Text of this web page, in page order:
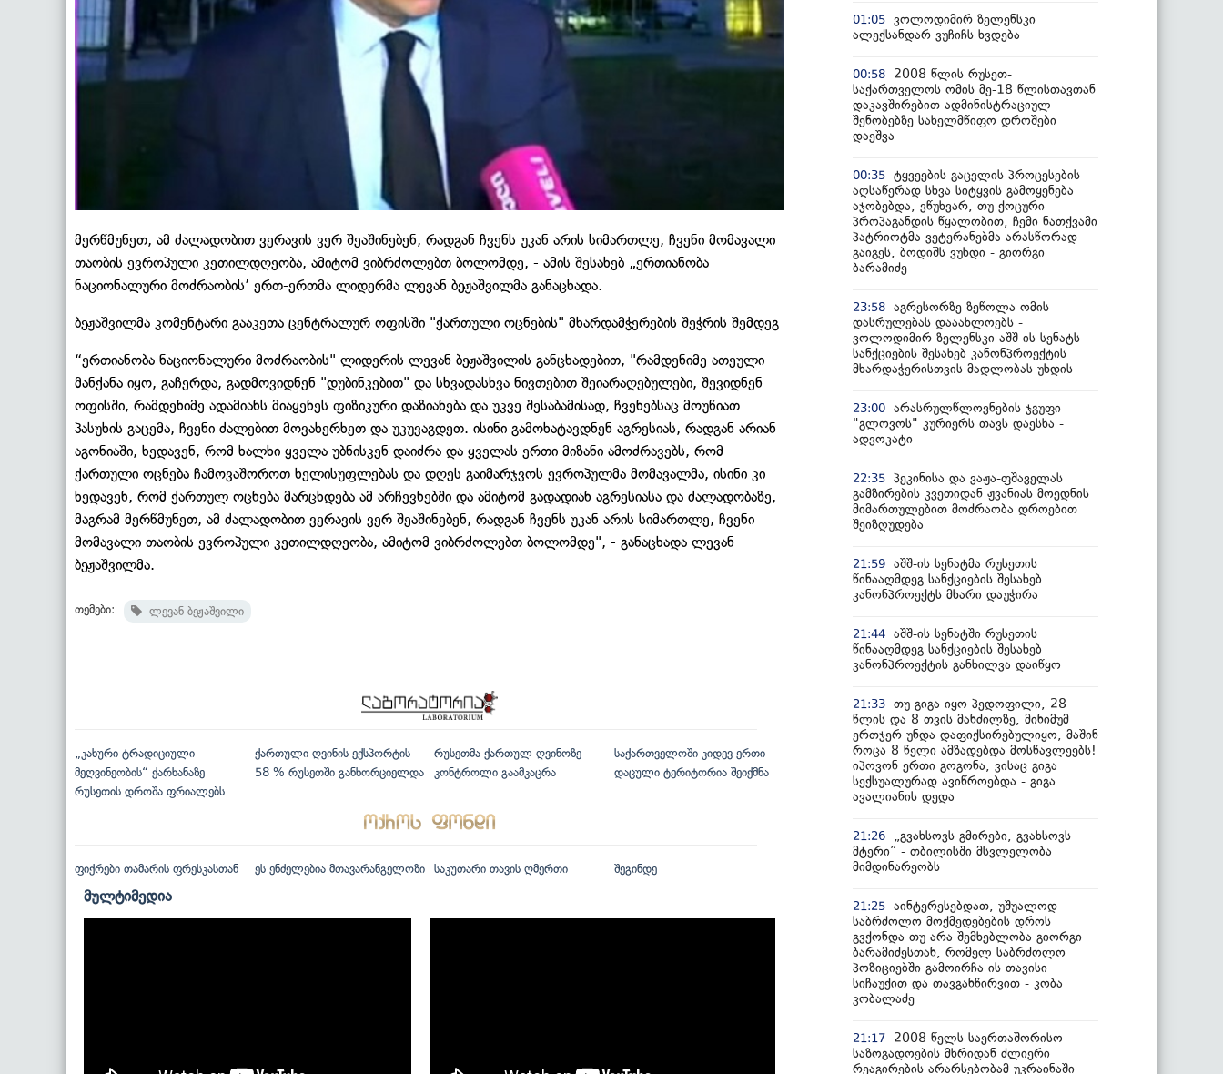
მერწმუნეთ, ამ ძალადობით ვერავის ვერ შეაშინებენ, რადგან ჩვენს უკან არის სიმართლე, ჩვენი მომავალი
თაობის ევროპული კეთილდღეობა, ამიტომ ვიბრძოლებთ ბოლომდე, - ამის შესახებ „ერთიანობა
ნაციონალური მოძრაობის’ ერთ-ერთმა ლიდერმა ლევან ბეჟაშვილმა განაცხადა.
ბეჟაშვილმა კომენტარი გააკეთა ცენტრალურ ოფისში "ქართული ოცნების" მხარდამჭერების შეჭრის შემდეგ
“ერთიანობა ნაციონალური მოძრაობის" ლიდერის ლევან ბეჟაშვილის განცხადებით, "რამდენიმე ათეული
მანქანა იყო, გაჩერდა, გადმოვიდნენ "დუბინკებით" და სხვადასხვა ნივთებით შეიარაღებულები, შევიდნენ
ოფისში, რამდენიმე ადამიანს მიაყენეს ფიზიკური დაზიანება და უკვე შესაბამისად, ჩვენებსაც მოუწიათ
პასუხის გაცემა, ჩვენი ძალებით მოვახერხეთ და უკუვაგდეთ. ისინი გამოხატავდნენ აგრესიას, რადგან არიან
აგონიაში, ხედავენ, რომ ხალხი ყველა უბნისკენ დაიძრა და ყველას ერთი მიზანი ამოძრავებს, რომ
ქართული ოცნება ჩამოვაშოროთ ხელისუფლებას და დღეს გაიმარჯვოს ევროპულმა მომავალმა, ისინი კი
ხედავენ, რომ ქართულ ოცნება მარცხდება ამ არჩევნებში და ამიტომ გადადიან აგრესიასა და ძალადობაზე,
მაგრამ მერწმუნეთ, ამ ძალადობით ვერავის ვერ შეაშინებენ, რადგან ჩვენს უკან არის სიმართლე, ჩვენი
მომავალი თაობის ევროპული კეთილდღეობა, ამიტომ ვიბრძოლებთ ბოლომდე", - განაცხადა ლევან
ბეჟაშვილმა.
თემები: ლევან ბეჟაშვილი
„კახური ტრადიციული
მეღვინეობის“ ქარხანაზე
რუსეთის დროშა ფრიალებს
ქართული ღვინის ექსპორტის
58 % რუსეთში განხორციელდა
რუსეთმა ქართულ ღვინოზე
კონტროლი გაამკაცრა
საქართველოში კიდევ ერთი
დაცული ტერიტორია შეიქმნა
ფიქრები თამარის ფრესკასთან ეს ენძელებია მთავარანგელოზი საკუთარი თავის ღმერთი შეგინდე
მულტიმედია
01:05 ვოლოდიმირ ზელენსკი
ალექსანდარ ვუჩიჩს ხვდება
00:58
2008 წლის რუსეთ-
საქართველოს ომის მე-18 წლისთავთან
დაკავშირებით ადმინისტრაციულ
შენობებზე სახელმწიფო დროშები
დაეშვა
00:35 ტყვეების გაცვლის პროცესების
აღსაწერად სხვა სიტყვის გამოყენება
აჯობებდა, ვწუხვარ, თუ ქოცური
პროპაგანდის წყალობით, ჩემი ნათქვამი
პატრიოტმა ვეტერანებმა არასწორად
გაიგეს, ბოდიშს ვუხდი - გიორგი
ბარამიძე
23:58 აგრესორზე ზეწოლა ომის
დასრულებას დააახლოებს -
ვოლოდიმირ ზელენსკი აშშ-ის სენატს
სანქციების შესახებ კანონპროექტის
მხარდაჭერისთვის მადლობას უხდის
23:00 არასრულწლოვნების ჯგუფი
"გლოვოს" კურიერს თავს დაესხა -
ადვოკატი
22:35 პეკინისა და ვაჟა-ფშაველას
გამზირების კვეთიდან ჟვანიას მოედნის
მიმართულებით მოძრაობა დროებით
შეიზღუდება
21:59 აშშ-ის სენატმა რუსეთის
წინააღმდეგ სანქციების შესახებ
კანონპროექტს მხარი დაუჭირა
21:44 აშშ-ის სენატში რუსეთის
წინააღმდეგ სანქციების შესახებ
კანონპროექტის განხილვა დაიწყო
21:33 თუ გიგა იყო პედოფილი, 28
წლის და 8 თვის მანძილზე, მინიმუმ
ერთჯერ უნდა დაფიქსირებულიყო, მაშინ
როცა 8 წელი ამზადებდა მოსწავლეებს!
იპოვონ ერთი გოგონა, ვისაც გიგა
სექსუალურად ავიწროებდა - გიგა
ავალიანის დედა
21:26
„გვახსოვს გმირები, გვახსოვს
მტერი” - თბილისში მსვლელობა
მიმდინარეობს
21:25 აინტერესებდათ, უშუალოდ
საბრძოლო მოქმედებების დროს
გვქონდა თუ არა შემხებლობა გიორგი
ბარამიძესთან, რომელ საბრძოლო
პოზიციებში გამოირჩა ის თავისი
სიჩაუქით და თავგანწირვით - კობა
კობალაძე
21:17
2008 წელს საერთაშორისო
საზოგადოების მხრიდან ძლიერი
რეაგირების არარსებობამ უკრაინაში